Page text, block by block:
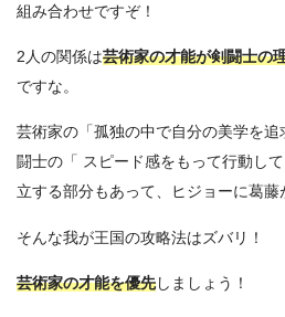
組み合わせですぞ！
2人の関係は芸術家の才能が剣闘士の
ですな。
芸術家の「孤独の中で自分の美学を追
闘士の「 スピード感をもって行動し
立する部分もあって、ヒジョーに葛藤
そんな我が王国の攻略法はズバリ！
芸術家の才能を優先しましょう！